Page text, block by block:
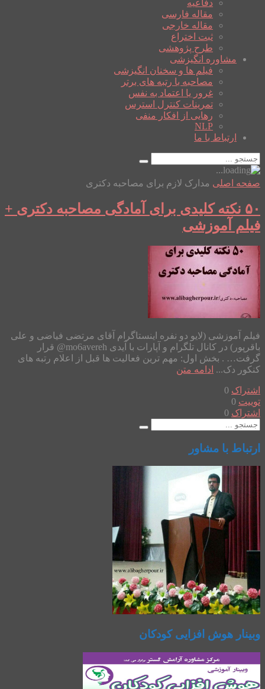
دفاعیه
مقاله فارسی
مقاله خارجی
ثبت اختراع
طرح پژوهشی
مشاوره انگیزشی
فیلم ها و سخنان انگیزشی
مصاحبه با رتبه های برتر
غرور یا اعتماد به نفس
تمرینات کنترل استرس
رهایی از افکار منفی
NLP
ارتباط با ما
صفحه اصلی مدارک لازم برای مصاحبه دکتری
۵۰ نکته کلیدی برای آمادگی مصاحبه دکتری +
فیلم آموزشی
فیلم آموزشی (لایو دو نفره اینستاگرام آقای مرتضی فیاضی و علی
باقرپور) در کانال تلگرام و آپارات با آیدی mo6avereh@ قرار
گرفت… . بخش اول: مهم ترین فعالیت ها قبل از اعلام رتبه های
کنکور دک... ادامه متن
اشتراک 0
توییت 0
اشتراک 0
ارتباط با مشاور
وبینار هوش افزایی کودکان